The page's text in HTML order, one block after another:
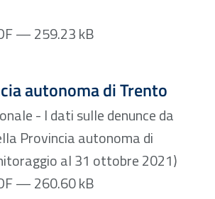
— 259.23 kB
autonoma di Trento
— Dimensione 260.60 kB
- I dati sulle denunce da
Provincia autonoma di
al 31 ottobre 2021)
— 260.60 kB